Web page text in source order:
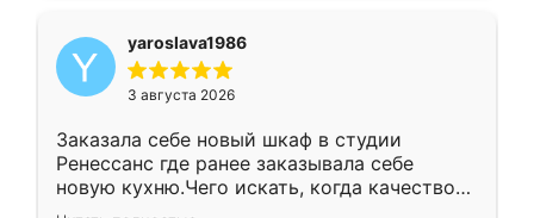
yaroslava1986
3 августа 2026
Заказала себе новый шкаф в студии
Ренессанс где ранее заказывала себе
новую кухню.Чего искать, когда качеством
вполне довольна. Служит кухня уже почти